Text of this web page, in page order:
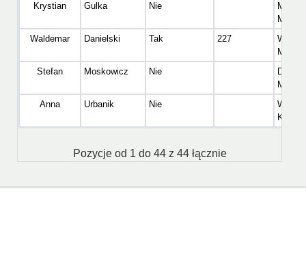
Krystian
Gulka Nie
Master
Waldemar
Danielski Tak 227
Stefan
Moskowicz Nie
Anna
Urbanik Nie
Kobiet
Pozycje od 1 do 44 z 44 łącznie